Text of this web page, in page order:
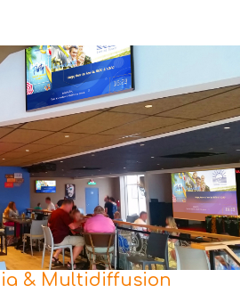
& Multidiffusion